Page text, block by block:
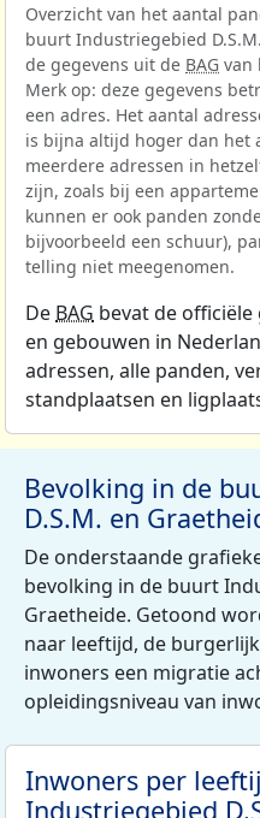
Overzicht van het aantal
buurt Industriegebied
de gegevens uit de BAG van
Merk op: deze gegevens
een adres. Het aantal
is bijna altijd hoger dan het
meerdere adressen in
zijn, zoals bij een
kunnen er ook panden
bijvoorbeeld een schuur),
telling niet meegenomen.
De BAG bevat de officiële
en gebouwen in
adressen, alle panden,
standplaatsen en
Bevolking in de
D.S.M. en
De onderstaande
bevolking in de buurt
Graetheide. Getoond
naar leeftijd, de
inwoners een migratie
opleidingsniveau van
Inwoners per
Industriegebied